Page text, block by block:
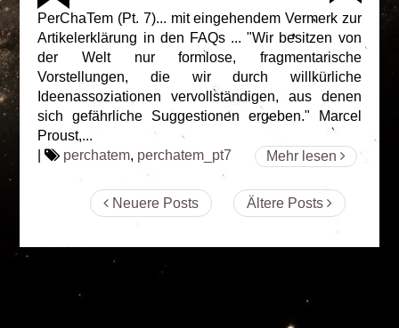
PerChaTem (Pt. 7)... mit eingehendem Vermerk zur
Artikelerklärung in den FAQs ... "Wir besitzen von
der Welt nur formlose, fragmentarische
Vorstellungen, die wir durch willkürliche
Ideenassoziationen vervollständigen, aus denen
sich gefährliche Suggestionen ergeben." Marcel
Proust,...
Mehr lesen
| perchatem, perchatem_pt7
Neuere Posts Ältere Posts